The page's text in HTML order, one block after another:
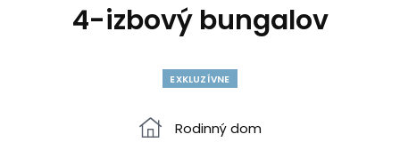
4-izbový bungalov
EXKLUZÍVNE
Rodinný dom